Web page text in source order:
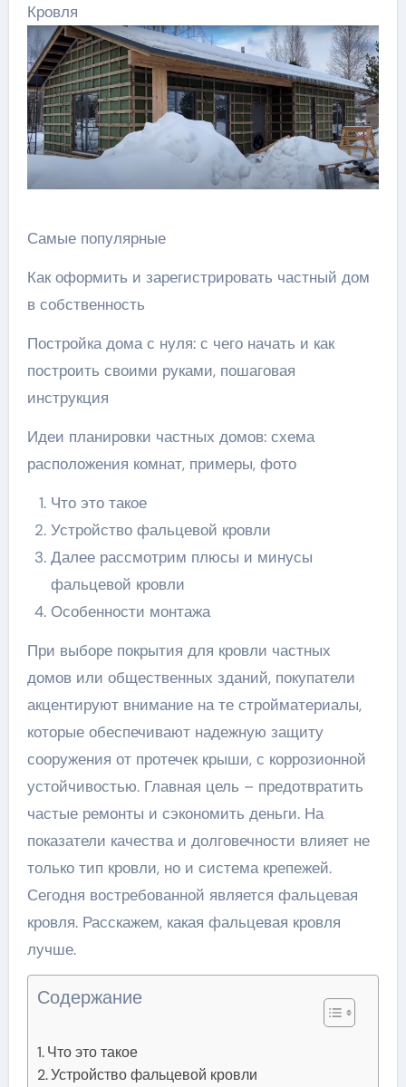
Кровля
Самые популярные
Как оформить и зарегистрировать частный дом
в собственность
Постройка дома с нуля: с чего начать и как
построить своими руками, пошаговая
инструкция
Идеи планировки частных домов: схема
расположения комнат, примеры, фото
Что это такое
Устройство фальцевой кровли
Далее рассмотрим плюсы и минусы
фальцевой кровли
Особенности монтажа
При выборе покрытия для кровли частных
домов или общественных зданий, покупатели
акцентируют внимание на те стройматериалы,
которые обеспечивают надежную защиту
сооружения от протечек крыши, с коррозионной
устойчивостью. Главная цель – предотвратить
частые ремонты и сэкономить деньги. На
показатели качества и долговечности влияет не
только тип кровли, но и система крепежей.
Сегодня востребованной является фальцевая
кровля. Расскажем, какая фальцевая кровля
лучше.
Содержание
Что это такое
Устройство фальцевой кровли